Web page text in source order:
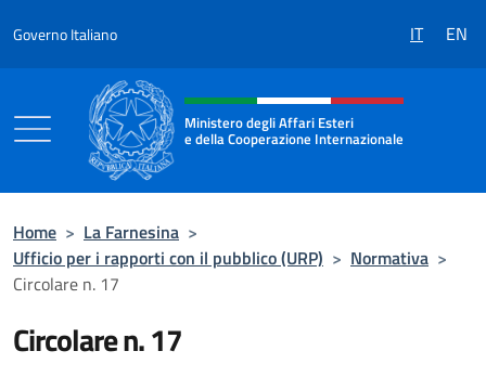
Governo Italiano IT EN
Intestazione sito, social e menù
Ministero degli Affari Esteri
e della Cooperazione Internazionale
Home > La Farnesina >
Ufficio per i rapporti con il pubblico (URP) > Normativa >
Circolare n. 17
Circolare n. 17